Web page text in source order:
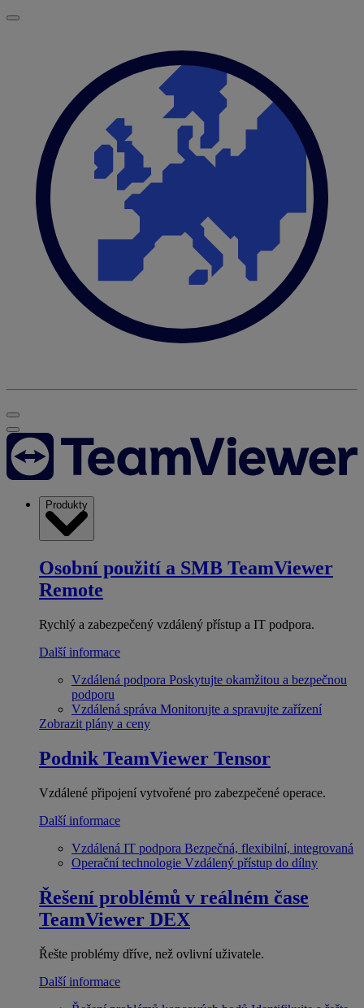
Produkty
Osobní použití a SMB TeamViewer
Remote
Rychlý a zabezpečený vzdálený přístup a IT podpora.
Další informace
Vzdálená podpora Poskytujte okamžitou a bezpečnou
podporu
Vzdálená správa Monitorujte a spravujte zařízení
Zobrazit plány a ceny
Podnik TeamViewer Tensor
Vzdálené připojení vytvořené pro zabezpečené operace.
Další informace
Vzdálená IT podpora Bezpečná, flexibilní, integrovaná
Operační technologie Vzdálený přístup do dílny
Řešení problémů v reálném čase
TeamViewer DEX
Řešte problémy dříve, než ovlivní uživatele.
Další informace